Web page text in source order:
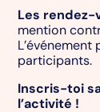
Les
mention
L’événement
participants.
Inscris-toi
l’activité !